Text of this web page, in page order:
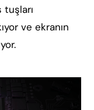
ve ekranın